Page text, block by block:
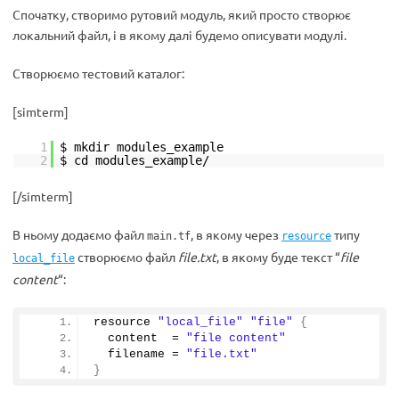
Спочатку, створимо рутовий модуль, який просто створює
локальний файл, і в якому далі будемо описувати модулі.
Створюємо тестовий каталог:
[simterm]
1
$ mkdir modules_example
2
$ cd modules_example/
[/simterm]
В ньому додаємо файл main.tf, в якому через resource типу
local_file створюємо файл file.txt, в якому буде текст “file
content“:
resource "local_file" "file"
{
  content  =
"file content"
  filename =
"file.txt"
}